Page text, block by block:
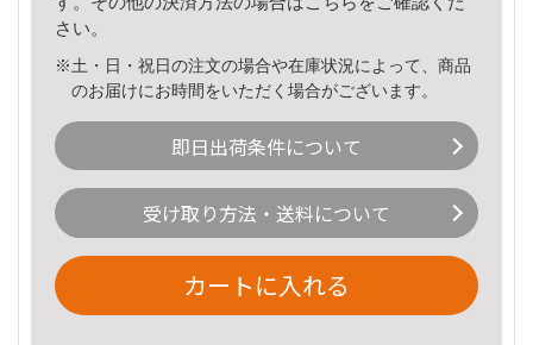
さい。
※土・日・祝日の注文の場合や在庫状況によって、商品
のお届けにお時間をいただく場合がございます。
即日出荷条件について
受け取り方法・送料について
カートに入れる